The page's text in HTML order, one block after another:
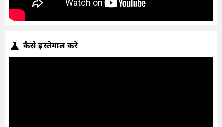
कैसे इस्तेमाल करे